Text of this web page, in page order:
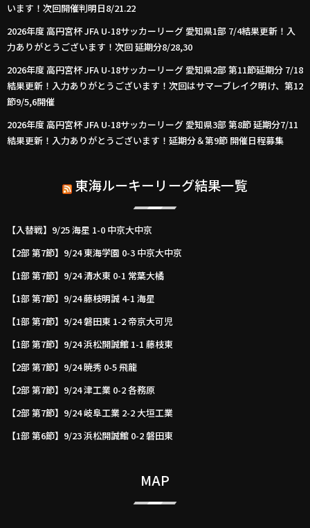
います！次回開催判明日8/21.22
2026年度 高円宮杯 JFA U-18サッカーリーグ 愛知県1部 7/4結果更新！入
力ありがとうございます！次回 延期分8/28,30
2026年度 高円宮杯 JFA U-18サッカーリーグ 愛知県2部 第11節延期分 7/18
結果更新！入力ありがとうございます！次回はサマーブレイク明け、第12
節9/5,6開催
2026年度 高円宮杯 JFA U-18サッカーリーグ 愛知県3部 第8節 延期分7/11
結果更新！入力ありがとうございます！延期分＆第9節 開催日程募集
東海ルーキーリーグ結果一覧
【入替戦】9/25 海星 1-0 中京大中京
【2部 第7節】9/24 東海学園 0-3 中京大中京
【1部 第7節】9/24 清水東 0-1 常葉大橘
【1部 第7節】9/24 藤枝明誠 4-1 海星
【1部 第7節】9/24 磐田東 1-2 帝京大可児
【1部 第7節】9/24 浜松開誠館 1-1 藤枝東
【2部 第7節】9/24 暁秀 0-5 飛龍
【2部 第7節】9/24 津工業 0-2 各務原
【2部 第7節】9/24 岐阜工業 2-2 大垣工業
【1部 第6節】9/23 浜松開誠館 0-2 磐田東
MAP